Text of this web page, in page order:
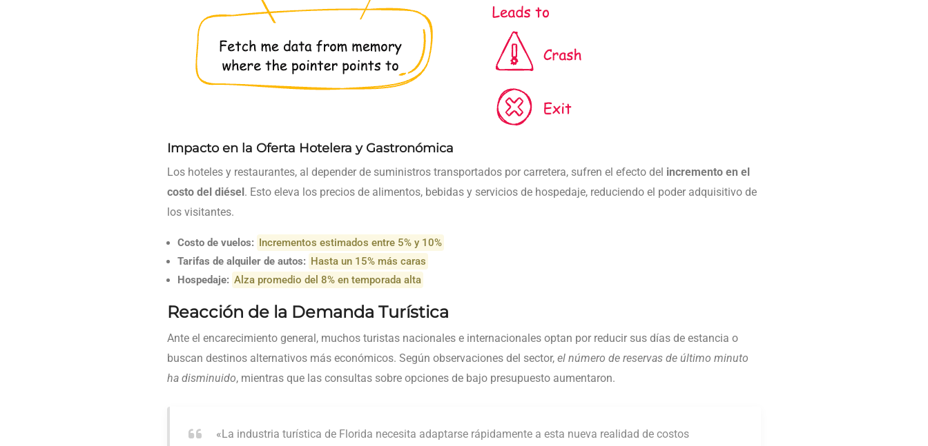
Impacto en la Oferta Hotelera y Gastronómica
Los hoteles y restaurantes, al depender de suministros transportados por carretera, sufren el efecto del incremento en el
costo del diésel. Esto eleva los precios de alimentos, bebidas y servicios de hospedaje, reduciendo el poder adquisitivo de
los visitantes.
Costo de vuelos: Incrementos estimados entre 5% y 10%
Tarifas de alquiler de autos: Hasta un 15% más caras
Hospedaje: Alza promedio del 8% en temporada alta
Reacción de la Demanda Turística
Ante el encarecimiento general, muchos turistas nacionales e internacionales optan por reducir sus días de estancia o
buscan destinos alternativos más económicos. Según observaciones del sector, el número de reservas de último minuto
ha disminuido, mientras que las consultas sobre opciones de bajo presupuesto aumentaron.
«La industria turística de Florida necesita adaptarse rápidamente a esta nueva realidad de costos